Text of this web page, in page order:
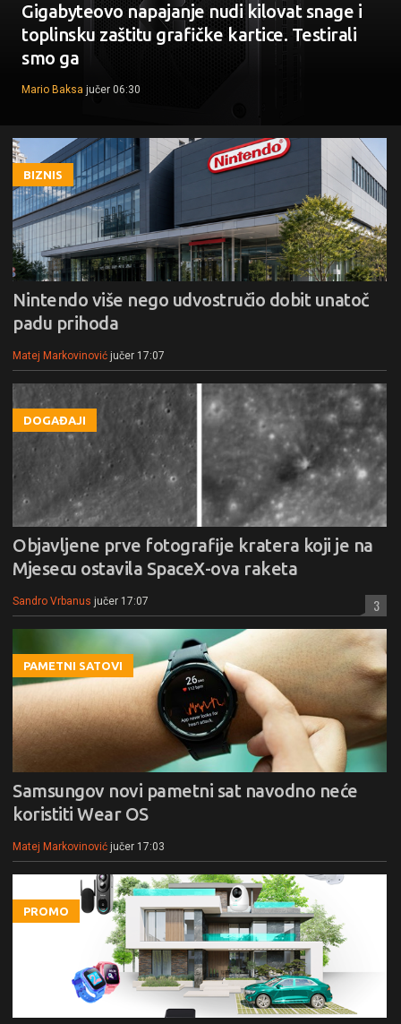
Gigabyteovo napajanje nudi kilovat snage i
toplinsku zaštitu grafičke kartice. Testirali
smo ga
Mario Baksa jučer 06:30
BIZNIS
Nintendo više nego udvostručio dobit unatoč
padu prihoda
Matej Markovinović jučer 17:07
DOGAĐAJI
Objavljene prve fotografije kratera koji je na
Mjesecu ostavila SpaceX-ova raketa
Sandro Vrbanus jučer 17:07 3
PAMETNI SATOVI
Samsungov novi pametni sat navodno neće
koristiti Wear OS
Matej Markovinović jučer 17:03
PROMO